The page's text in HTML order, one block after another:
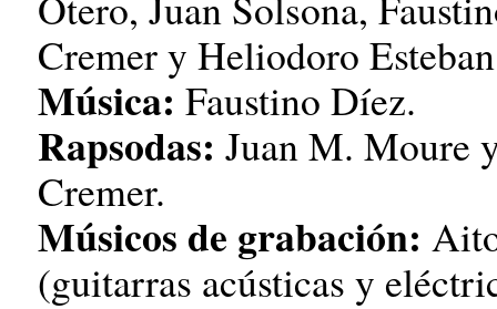
Cremer y Heliodoro
Música: Faustino Díez.
Rapsodas: Juan M. Moure
Cremer.
Músicos de grabación:
(guitarras acústicas y